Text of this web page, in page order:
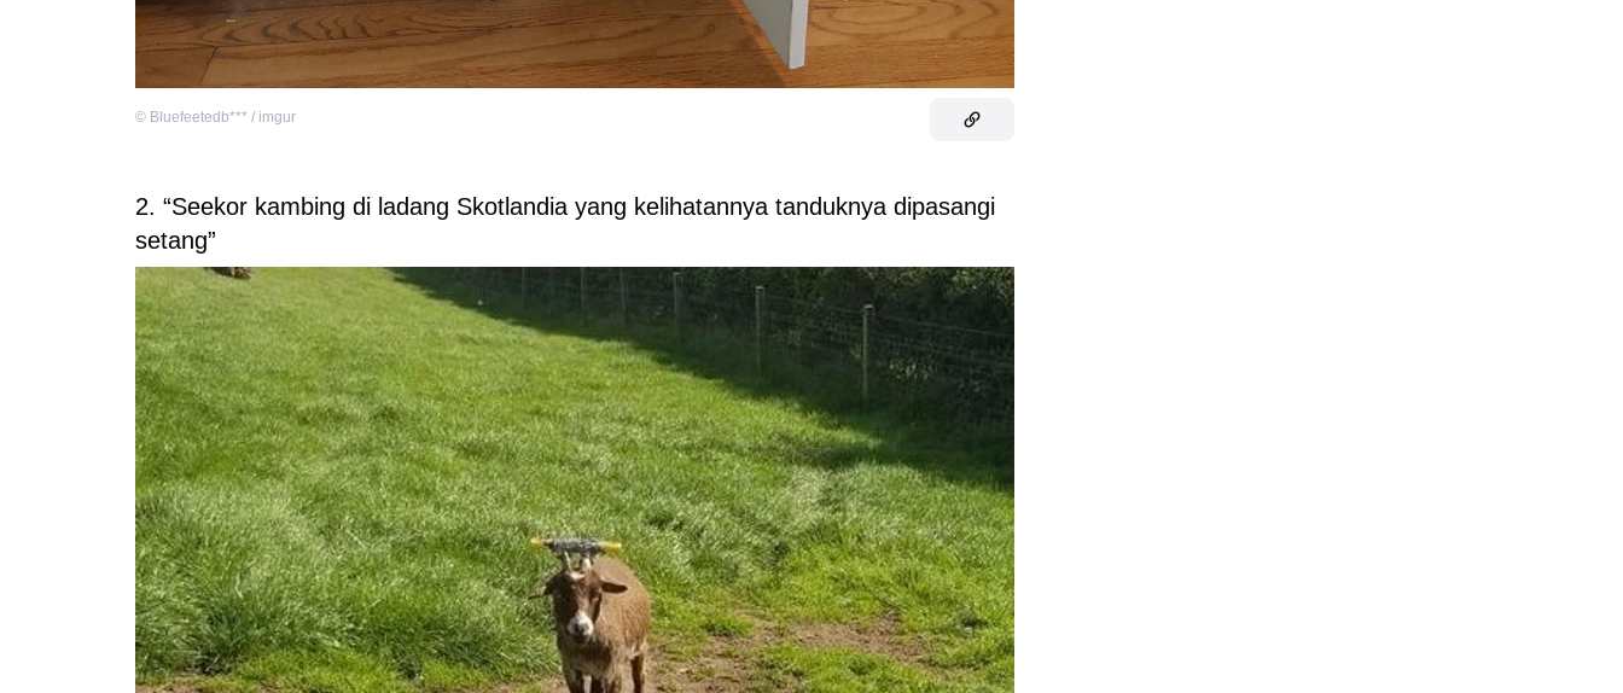
© Bluefeetedb*** / imgur
2. “Seekor kambing di ladang Skotlandia yang kelihatannya tanduknya dipasangi
setang”